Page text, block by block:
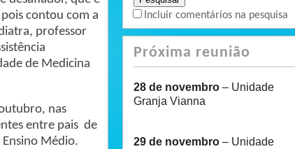
contou com a
professor
de Medicina
nas
entre pais de
Médio.
Incluir comentários na pesquisa
Próxima reunião
28 de novembro– Unidade
Granja Vianna
29 de novembro – Unidade